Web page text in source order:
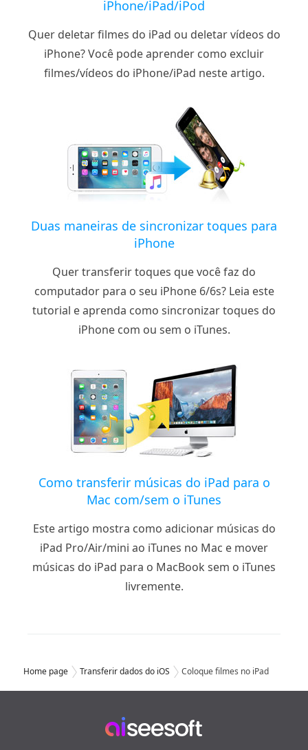
iPhone/iPad/iPod
Quer deletar filmes do iPad ou deletar vídeos do
iPhone? Você pode aprender como excluir
filmes/vídeos do iPhone/iPad neste artigo.
Duas maneiras de sincronizar toques para
iPhone
Quer transferir toques que você faz do
computador para o seu iPhone 6/6s? Leia este
tutorial e aprenda como sincronizar toques do
iPhone com ou sem o iTunes.
Como transferir músicas do iPad para o
Mac com/sem o iTunes
Este artigo mostra como adicionar músicas do
iPad Pro/Air/mini ao iTunes no Mac e mover
músicas do iPad para o MacBook sem o iTunes
livremente.
Home page Transferir dados do iOS Coloque filmes no iPad